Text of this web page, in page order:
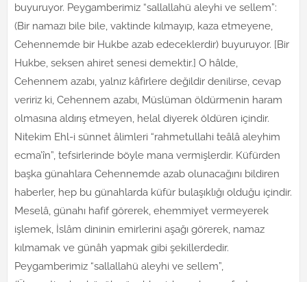
buyuruyor. Peygamberimiz “sallallahü aleyhi ve sellem”:
(Bir namazı bile bile, vaktinde kılmayıp, kaza etmeyene,
Cehennemde bir Hukbe azab edeceklerdir) buyuruyor. [Bir
Hukbe, seksen ahiret senesi demektir.] O hâlde,
Cehennem azabı, yalnız kâfirlere değildir denilirse, cevap
veririz ki, Cehennem azabı, Müslüman öldürmenin haram
olmasına aldırış etmeyen, helal diyerek öldüren içindir.
Nitekim Ehl-i sünnet âlimleri “rahmetullahi teâlâ aleyhim
ecma’în”, tefsirlerinde böyle mana vermişlerdir. Küfürden
başka günahlara Cehennemde azab olunacağını bildiren
haberler, hep bu günahlarda küfür bulaşıklığı olduğu içindir.
Meselâ, günahı hafif görerek, ehemmiyet vermeyerek
işlemek, İslâm dininin emirlerini aşağı görerek, namaz
kılmamak ve günâh yapmak gibi şekillerdedir.
Peygamberimiz “sallallahü aleyhi ve sellem”,